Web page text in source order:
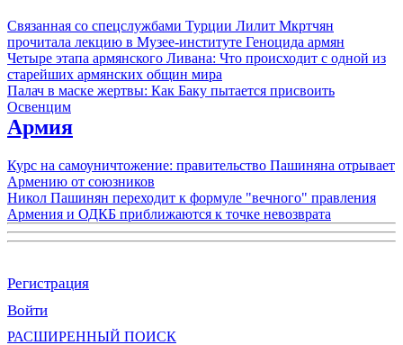
Связанная со спецслужбами Турции Лилит Мкртчян
прочитала лекцию в Музее-институте Геноцида армян
Четыре этапа армянского Ливана: Что происходит с одной из
старейших армянских общин мира
Палач в маске жертвы: Как Баку пытается присвоить
Освенцим
Армия
Курс на самоуничтожение: правительство Пашиняна отрывает
Армению от союзников
Никол Пашинян переходит к формуле "вечного" правления
Армения и ОДКБ приближаются к точке невозврата
Регистрация
Войти
РАСШИРЕННЫЙ ПОИСК